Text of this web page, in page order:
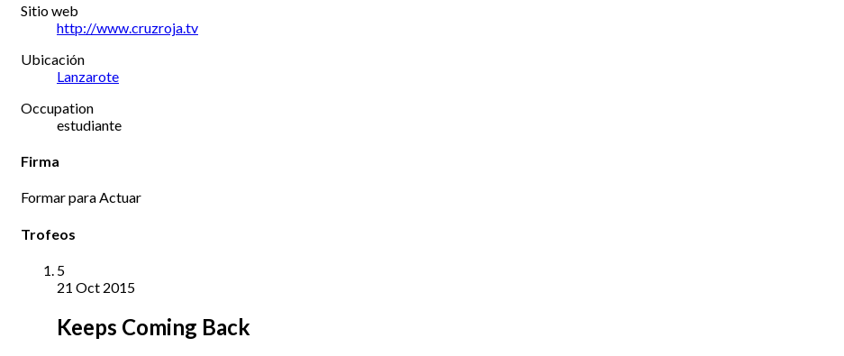
Sitio web
http://www.cruzroja.tv
Ubicación
Lanzarote
Occupation
estudiante
Firma
Formar para Actuar
Trofeos
5
21 Oct 2015
Keeps Coming Back